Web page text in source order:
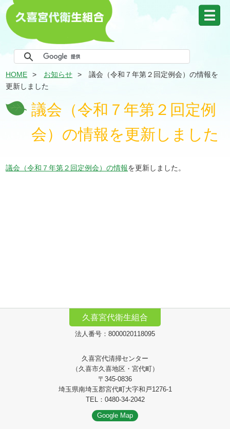
HOME お知らせ
議会（令和７年第２回定例会）の情報を
更新しました
議会（令和７年第２回定例
会）の情報を更新しました
議会（令和７年第２回定例会）の情報を更新しました。
久喜宮代衛生組合
法人番号：8000020118095
久喜宮代清掃センター
（久喜市久喜地区・宮代町）
〒345-0836
埼玉県南埼玉郡宮代町大字和戸1276-1
TEL：0480-34-2042
Google Map